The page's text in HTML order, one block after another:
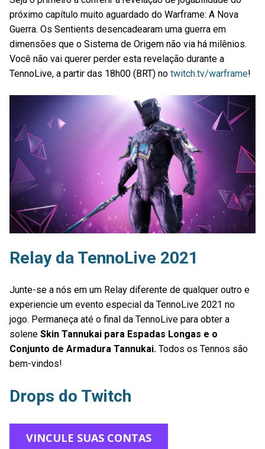
próximo capítulo muito aguardado do Warframe: A Nova
Guerra. Os Sentients desencadearam uma guerra em
dimensões que o Sistema de Origem não via há milênios.
Você não vai querer perder esta revelação durante a
TennoLive, a partir das 18h00 (BRT) no twitch.tv/warframe!
Relay da TennoLive 2021
Junte-se a nós em um Relay diferente de qualquer outro e
experiencie um evento especial da TennoLive 2021 no
jogo. Permaneça até o final da TennoLive para obter a
solene Skin Tannukai para Espadas Longas e o
Conjunto de Armadura Tannukai. Todos os Tennos são
bem-vindos!
Drops do Twitch
VINCULE SUAS CONTAS